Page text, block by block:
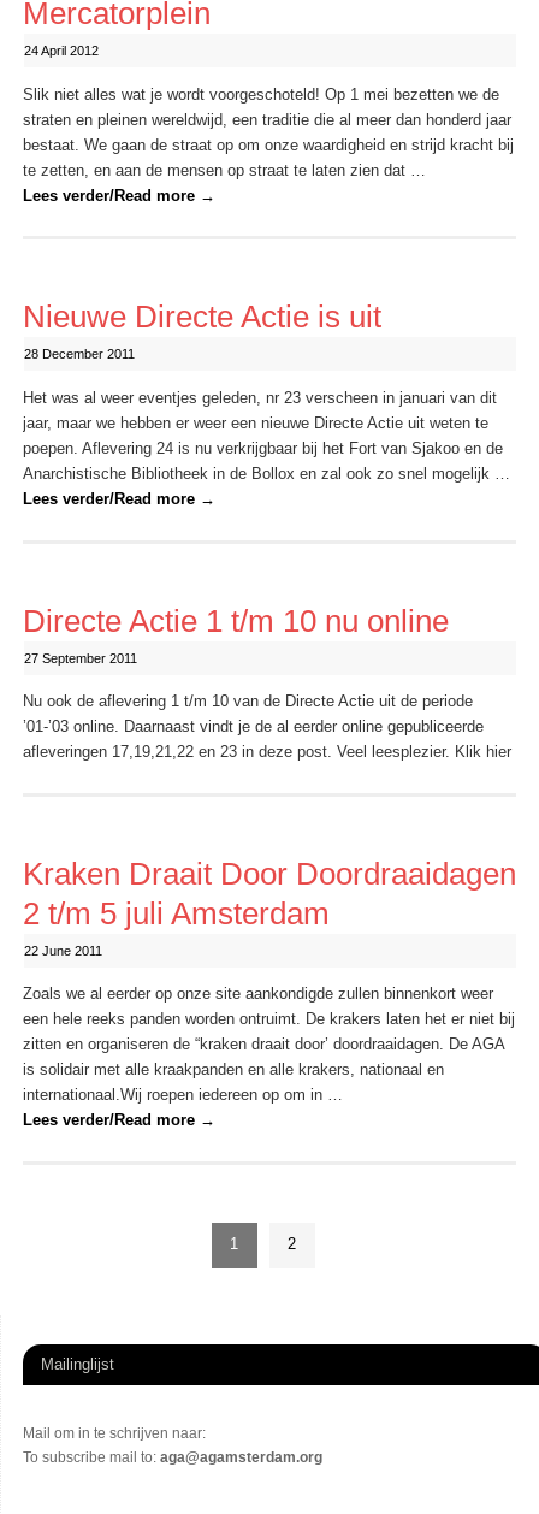
Mercatorplein
24 April 2012
Slik niet alles wat je wordt voorgeschoteld! Op 1 mei bezetten we de
straten en pleinen wereldwijd, een traditie die al meer dan honderd jaar
bestaat. We gaan de straat op om onze waardigheid en strijd kracht bij
te zetten, en aan de mensen op straat te laten zien dat …
Lees verder/Read more →
Nieuwe Directe Actie is uit
28 December 2011
Het was al weer eventjes geleden, nr 23 verscheen in januari van dit
jaar, maar we hebben er weer een nieuwe Directe Actie uit weten te
poepen. Aflevering 24 is nu verkrijgbaar bij het Fort van Sjakoo en de
Anarchistische Bibliotheek in de Bollox en zal ook zo snel mogelijk …
Lees verder/Read more →
Directe Actie 1 t/m 10 nu online
27 September 2011
Nu ook de aflevering 1 t/m 10 van de Directe Actie uit de periode
’01-’03 online. Daarnaast vindt je de al eerder online gepubliceerde
afleveringen 17,19,21,22 en 23 in deze post. Veel leesplezier. Klik hier
Kraken Draait Door Doordraaidagen
2 t/m 5 juli Amsterdam
22 June 2011
Zoals we al eerder op onze site aankondigde zullen binnenkort weer
een hele reeks panden worden ontruimt. De krakers laten het er niet bij
zitten en organiseren de “kraken draait door’ doordraaidagen. De AGA
is solidair met alle kraakpanden en alle krakers, nationaal en
internationaal.Wij roepen iedereen op om in …
Lees verder/Read more →
1 2
Mailinglijst
Mail om in te schrijven naar:
To subscribe mail to: aga@agamsterdam.org